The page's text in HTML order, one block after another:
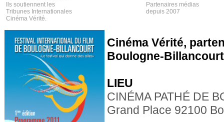
Ils soutiennent les
Tribunes Internationales
Cinéma Vérité.
Partenaires médias
depuis 2007
Cinéma Vérité,
Boulogne-Billancourt
LIEU
CINÉMA PATHÉ DE
Grand Place 92100